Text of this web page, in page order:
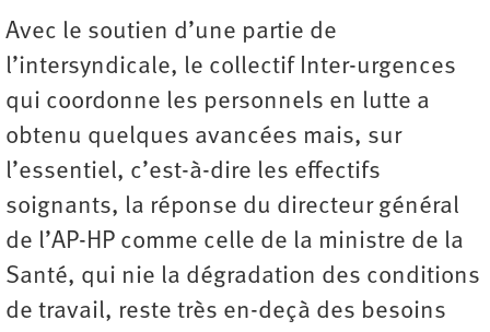
Avec le soutien d’une partie de
l’intersyndicale, le collectif Inter-urgences
qui coordonne les personnels en lutte a
obtenu quelques avancées mais, sur
l’essentiel, c’est-à-dire les effectifs
soignants, la réponse du directeur général
de l’AP-HP comme celle de la ministre de la
Santé, qui nie la dégradation des conditions
de travail, reste très en-deçà des besoins